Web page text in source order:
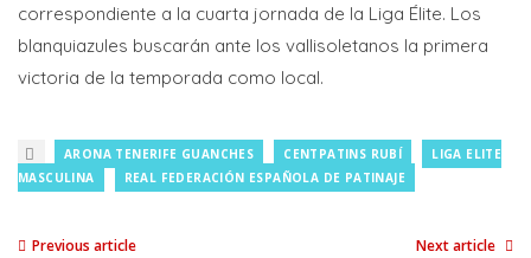
correspondiente a la cuarta jornada de la Liga Élite. Los
blanquiazules buscarán ante los vallisoletanos la primera
victoria de la temporada como local.
ARONA TENERIFE GUANCHES CENTPATINS RUBÍ
LIGA ELITE
MASCULINA
REAL FEDERACIÓN ESPAÑOLA DE PATINAJE
Previous article Next article